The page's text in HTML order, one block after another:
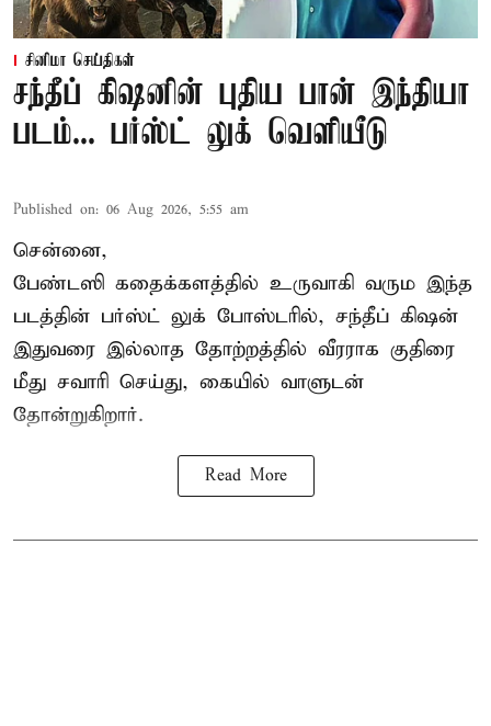
சினிமா செய்திகள்
சந்தீப் கிஷனின் புதிய பான் இந்தியா
படம்... பர்ஸ்ட் லுக் வெளியீடு
Published on: 06 Aug 2026, 5:55 am
சென்னை,
பேண்டஸி கதைக்களத்தில் உருவாகி வரும இந்த
படத்தின் பர்ஸ்ட் லுக் போஸ்டரில், சந்தீப் கிஷன்
இதுவரை இல்லாத தோற்றத்தில் வீரராக குதிரை
மீது சவாரி செய்து, கையில் வாளுடன்
தோன்றுகிறார்.
Read More